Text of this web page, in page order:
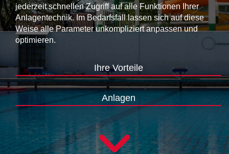
jederzeit schnellen Zugriff auf alle Funktionen Ihrer
Anlagentechnik. Im Bedarfsfall lassen sich auf diese
Weise alle Parameter unkompliziert anpassen und
optimieren.
Ihre Vorteile
Anlagen